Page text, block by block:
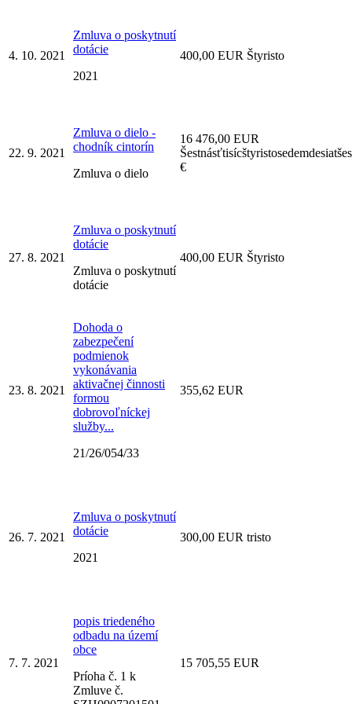
4. 10. 2021
Zmluva o poskytnutí
dotácie
2021
400,00 EUR Štyristo
22. 9. 2021
Zmluva o dielo -
chodník cintorín
Zmluva o dielo
16 476,00 EUR
€
27. 8. 2021
Zmluva o poskytnutí
dotácie
Zmluva o poskytnutí
dotácie
400,00 EUR Štyristo
23. 8. 2021
Dohoda o
zabezpečení
podmienok
vykonávania
aktivačnej činnosti
formou
dobrovoľníckej
služby...
21/26/054/33
355,62 EUR
26. 7. 2021
Zmluva o poskytnutí
dotácie
2021
300,00 EUR tristo
7. 7. 2021
popis triedeného
odbadu na území
obce
Príoha č. 1 k
Zmluve č.
15 705,55 EUR